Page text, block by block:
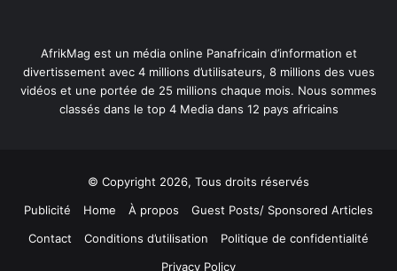
AfrikMag est un média online Panafricain d’information et
divertissement avec 4 millions d’utilisateurs, 8 millions des vues
vidéos et une portée de 25 millions chaque mois. Nous sommes
classés dans le top 4 Media dans 12 pays africains
© Copyright 2026, Tous droits réservés
Publicité
Home À propos
Guest Posts/ Sponsored Articles
Contact
Conditions d’utilisation
Politique de confidentialité
Privacy Policy